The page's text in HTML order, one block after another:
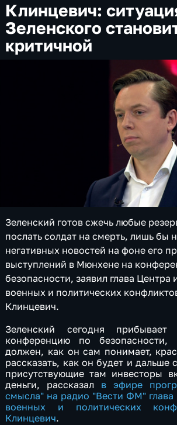
Клинцевич:
Зеленского
критичной
Зеленский готов сжечь любые
послать солдат на смерть, лишь бы
негативных новостей на фоне его
выступлений в Мюнхене на
безопасности, заявил глава Центра
военных и политических
Клинцевич.
Зеленский сегодня
конференцию по
должен, как он сам понимает,
рассказать, как он будет и дальше
присутствующие там инвесторы
деньги, рассказал в эфире
смысла" на радио "Вести ФМ" глава
военных и политических
Клинцевич.